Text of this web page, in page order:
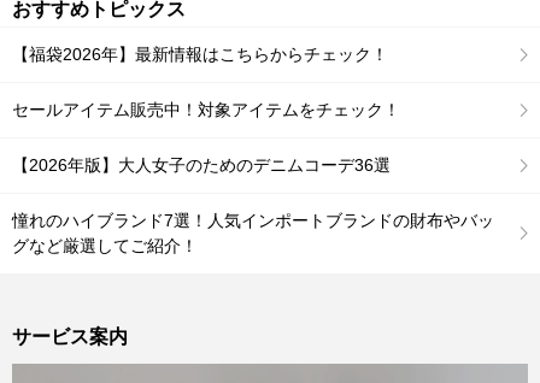
おすすめトピックス
【福袋2026年】最新情報はこちらからチェック！
セールアイテム販売中！対象アイテムをチェック！
【2026年版】大人女子のためのデニムコーデ36選
憧れのハイブランド7選！人気インポートブランドの財布やバッ
グなど厳選してご紹介！
サービス案内